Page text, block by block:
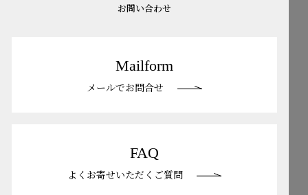
お問い合わせ
Mailform
メールでお問合せ
FAQ
よくお寄せいただくご質問